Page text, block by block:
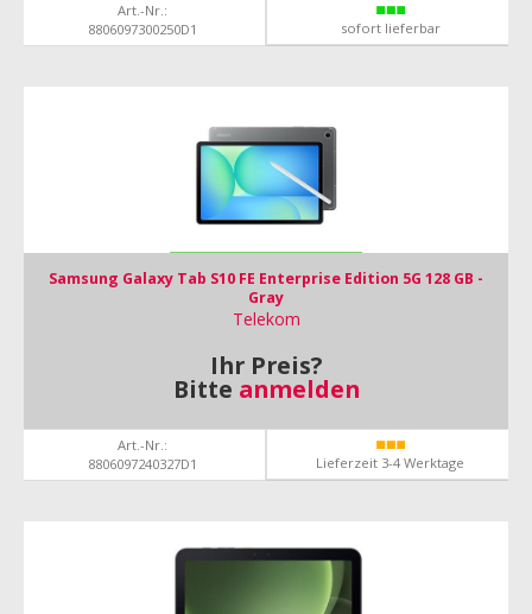
Art.-Nr.:
8806097300250D1
sofort lieferbar
Samsung Galaxy Tab S10 FE Enterprise Edition 5G 128 GB -
Gray
Telekom
Ihr Preis?
Bitte anmelden
Art.-Nr.:
8806097240327D1
Lieferzeit 3-4 Werktage